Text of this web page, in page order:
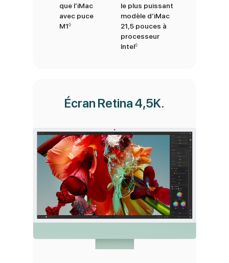
que l’iMac
avec puce
M1◊ Renvoi aux mentions légales
le plus puissant
modèle d’iMac
21,5 pouces à
processeur
Intel◊
Écran Retina 4,5K.